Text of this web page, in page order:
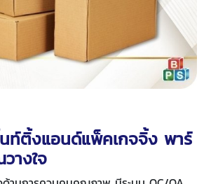
ท์ติ้งแอนด์แพ็คเกจจิ้ง พาร์
างใจ